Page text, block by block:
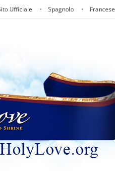
Ufficiale Spagnolo Francese